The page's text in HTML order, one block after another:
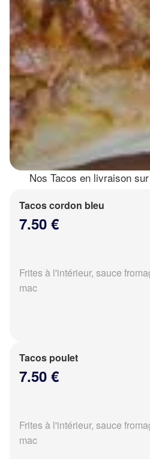
Nos Tacos en livraison
Tacos cordon bleu
7.50 €
Frites à l'intérieur, sauce
mac
Tacos poulet
7.50 €
Frites à l'intérieur, sauce
mac